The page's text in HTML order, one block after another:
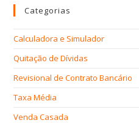
Categorias
Calculadora e Simulador
Quitação de Dívidas
Revisional de Contrato Bancário
Taxa Média
Venda Casada